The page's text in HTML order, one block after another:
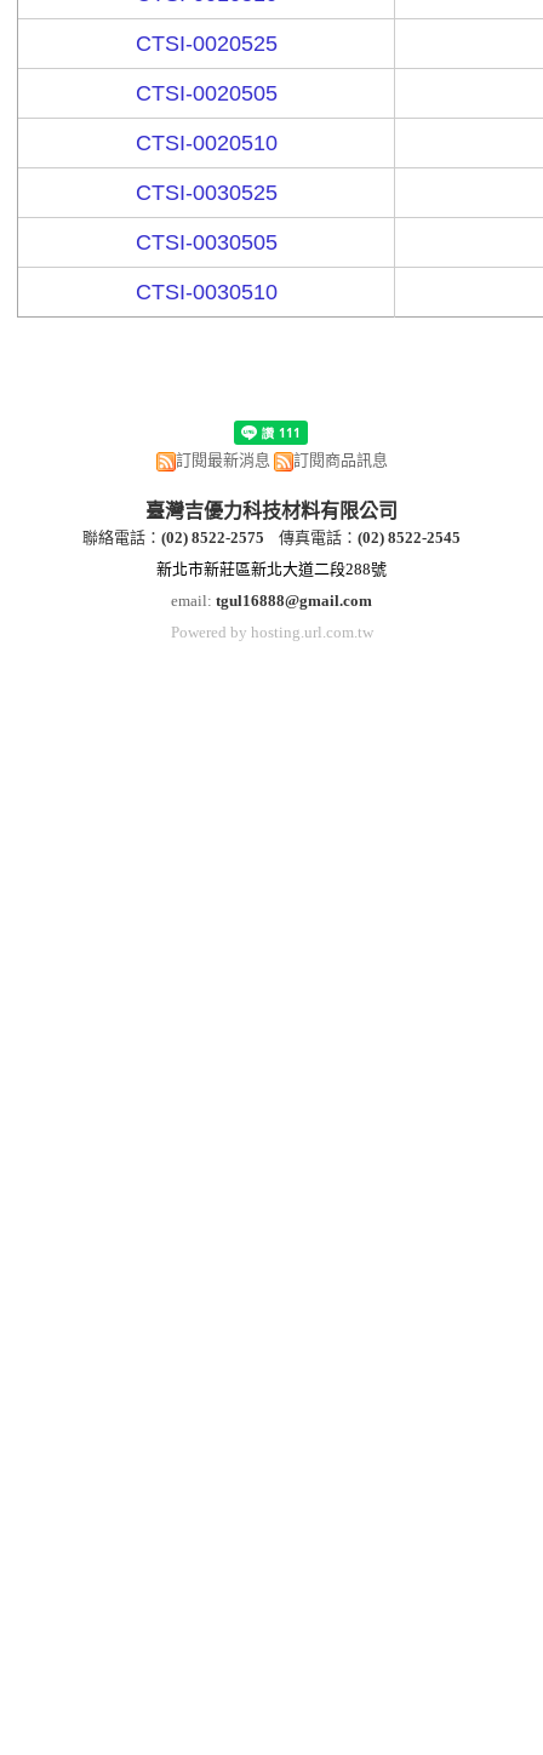
CTSI-0020525
CTSI-0020505
CTSI-0020510
CTSI-0030525
CTSI-0030505
CTSI-0030510
訂閱最新消息 訂閱商品訊息
臺灣吉優力科技材料有限公司
聯絡電話： (02) 8522-2575 傳真電話： (02) 8522-2545
新北市新莊區新北大道二段288號
email: tgul16888@gmail.com
Powered by hosting.url.com.tw